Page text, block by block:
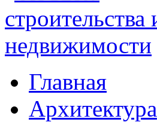
Главная
Архитектура